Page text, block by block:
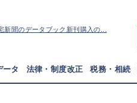
新聞のデータブック新刊購入の...
ータ 法律・制度改正 税務・相続